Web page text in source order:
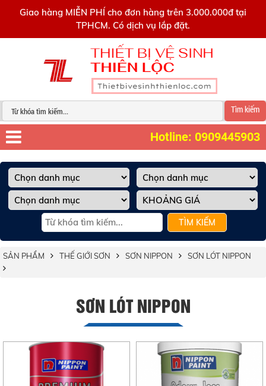
Giao hàng MIỄN PHÍ cho đơn hàng trên 3.000.000đ tại
TPHCM. Có dịch vụ lắp đặt.
Tìm kiếm
Hotline: 0909445903
TÌM KIẾM
SẢN PHẨM THẾ GIỚI SƠN SƠN NIPPON SƠN LÓT NIPPON
SƠN LÓT NIPPON
0909445903